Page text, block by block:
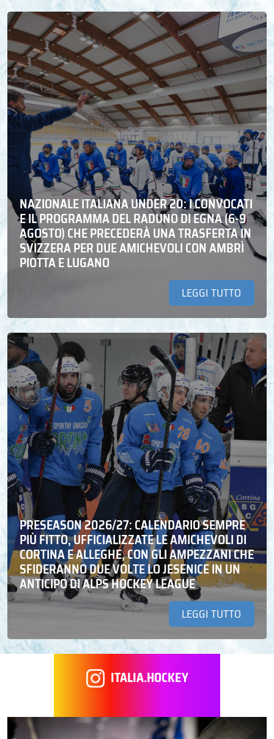
NAZIONALE ITALIANA UNDER 20: I CONVOCATI
E IL PROGRAMMA DEL RADUNO DI EGNA (6-9
AGOSTO) CHE PRECEDERÀ UNA TRASFERTA IN
SVIZZERA PER DUE AMICHEVOLI CON AMBRÌ
PIOTTA E LUGANO
LEGGI TUTTO
PRESEASON 2026/27: CALENDARIO SEMPRE
PIÙ FITTO, UFFICIALIZZATE LE AMICHEVOLI DI
CORTINA E ALLEGHE, CON GLI AMPEZZANI CHE
SFIDERANNO DUE VOLTE LO JESENICE IN UN
ANTICIPO DI ALPS HOCKEY LEAGUE
LEGGI TUTTO
ITALIA.HOCKEY